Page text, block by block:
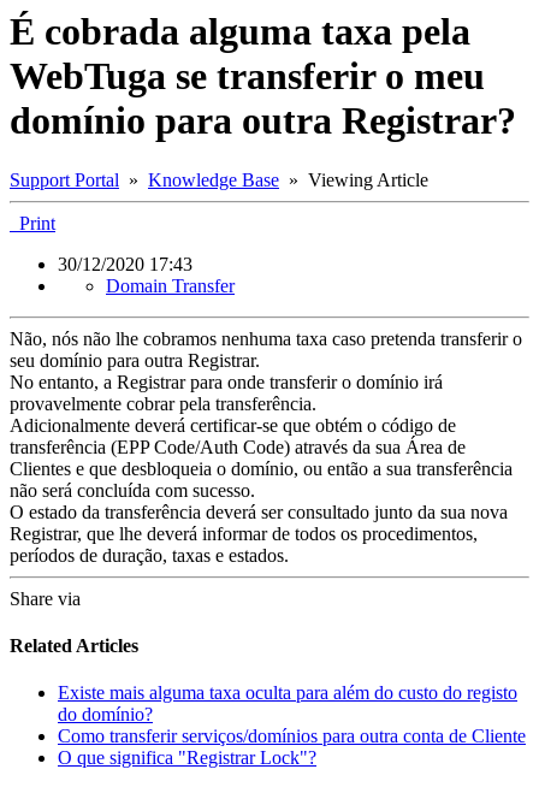
É cobrada alguma taxa pela
WebTuga se transferir o meu
domínio para outra Registrar?
Support Portal » Knowledge Base » Viewing Article
Print
30/12/2020 17:43
Domain Transfer
Não, nós não lhe cobramos nenhuma taxa caso pretenda transferir o
seu domínio para outra Registrar.
No entanto, a Registrar para onde transferir o domínio irá
provavelmente cobrar pela transferência.
Adicionalmente deverá certificar-se que obtém o código de
transferência (EPP Code/Auth Code) através da sua Área de
Clientes e que desbloqueia o domínio, ou então a sua transferência
não será concluída com sucesso.
O estado da transferência deverá ser consultado junto da sua nova
Registrar, que lhe deverá informar de todos os procedimentos,
períodos de duração, taxas e estados.
Share via
Related Articles
Existe mais alguma taxa oculta para além do custo do registo
do domínio?
Como transferir serviços/domínios para outra conta de Cliente
O que significa "Registrar Lock"?